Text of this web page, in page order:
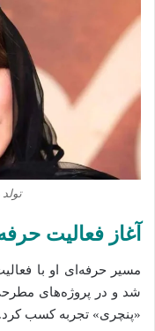
آغاز فعالیت
مسیر حرفه‌ای او با
«پنچری» تجربه کسب کرد.